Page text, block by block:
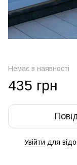
Немає в наявності
435 грн
Увійти для